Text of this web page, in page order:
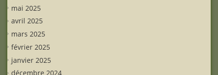
mai 2025
avril 2025
mars 2025
février 2025
janvier 2025
décembre 2024